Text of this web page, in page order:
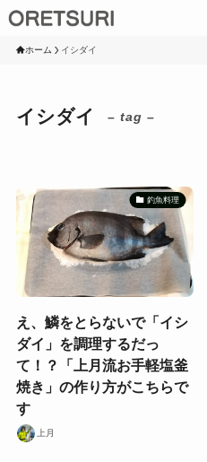
ホーム イシダイ
イシダイ – tag –
釣魚料理
え、鱗をとらないで「イシ
ダイ」を調理するだっ
て！？「上月流お手軽塩釜
焼き」の作り方がこちらで
す
上月